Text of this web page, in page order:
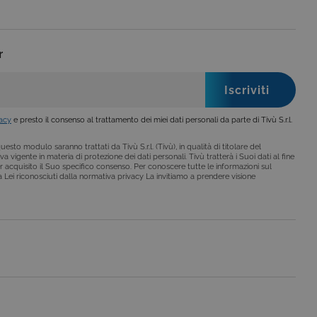
e presto il consenso al trattamento dei miei dati personali da parte di Tivù S.r.l.
modulo saranno trattati da Tivù S.r.l. (Tivù), in qualità di titolare del
vigente in materia di protezione dei dati personali. Tivù tratterà i Suoi dati al fine
il Suo specifico consenso. Per conoscere tutte le informazioni sul
riconosciuti dalla normativa privacy La invitiamo a prendere visione
per ricordare le
che il banner dei cookie
da siti scritti con
mantenere una
preferenze dell'utente